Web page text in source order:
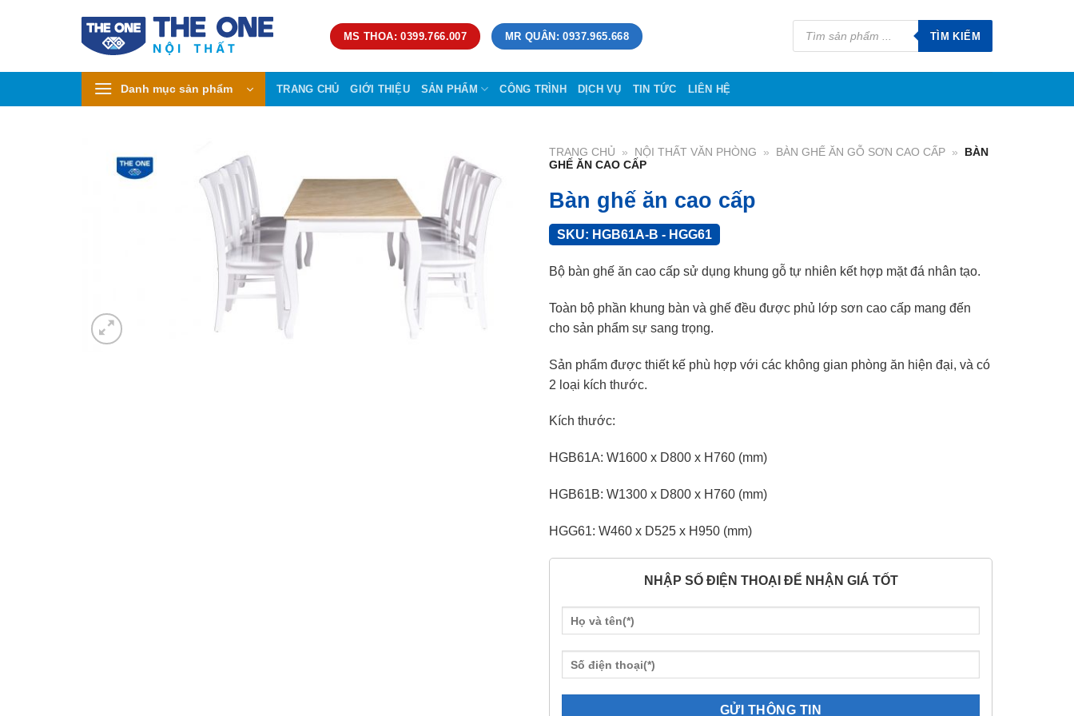
MS THOA: 0399.766.007 MR QUÂN: 0937.965.668
Tìm
kiếm
phẩm
TÌM KIẾM
Danh mục sản phẩm TRANG CHỦ GIỚI THIỆU SẢN PHẨM CÔNG TRÌNH DỊCH VỤ TIN TỨC LIÊN HỆ
TRANG CHỦ » NỘI THẤT VĂN PHÒNG » BÀN GHẾ ĂN GỖ SƠN CAO CẤP »
BÀN
GHẾ ĂN CAO CẤP
Bàn ghế ăn cao cấp
SKU: HGB61A-B - HGG61
Bộ bàn ghế ăn cao cấp sử dụng khung gỗ tự nhiên kết hợp mặt đá nhân tạo.
Toàn bộ phần khung bàn và ghế đều được phủ lớp sơn cao cấp mang đến
cho sản phẩm sự sang trọng.
Sản phẩm được thiết kế phù hợp với các không gian phòng ăn hiện đại, và có
2 loại kích thước.
Kích thước:
HGB61A: W1600 x D800 x H760 (mm)
HGB61B: W1300 x D800 x H760 (mm)
HGG61: W460 x D525 x H950 (mm)
NHẬP SỐ ĐIỆN THOẠI ĐỂ NHẬN GIÁ TỐT